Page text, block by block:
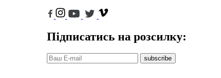
Підписатись на розсилку:
subscribe